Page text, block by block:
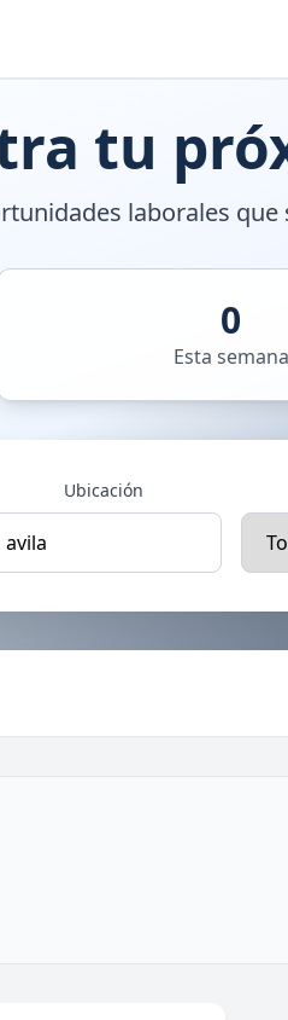
tu
laborales
0
Esta semana
Ubicación